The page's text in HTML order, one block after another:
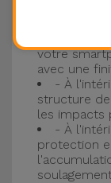
- Une
donne de
complète
votre
avec une
- À
structure
les impacts
- À
protection